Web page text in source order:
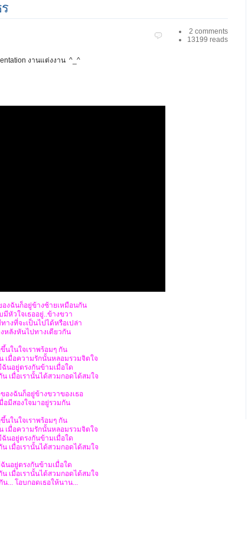
2 comments
13199 reads
งานแต่งงาน ^_^
องฉันก็อยู่ข้างซ้ายเหมือนกัน
มีหัวใจเธออยู่..ข้างขวา
างที่จะเป็นไปได้หรือเปล่า
หลังหันไปทางเดียวกัน
นในใจเราพร้อมๆ กัน
เมื่อความรักนั้นหลอมรวมจิตใจ
นอยู่ตรงกันข้ามเมื่อใด
เมื่อเรานั้นได้สวมกอดได้สมใจ
องฉันก็อยู่ข้างขวาของเธอ
อมีสองใจมาอยู่รวมกัน
นในใจเราพร้อมๆ กัน
เมื่อความรักนั้นหลอมรวมจิตใจ
นอยู่ตรงกันข้ามเมื่อใด
เมื่อเรานั้นได้สวมกอดได้สมใจ
นอยู่ตรงกันข้ามเมื่อใด
เมื่อเรานั้นได้สวมกอดได้สมใจ
... โอบกอดเธอให้นาน...